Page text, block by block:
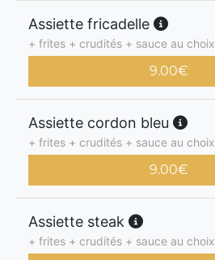
Assiette fricadelle
+ frites + crudités + sauce au choix
9.00€
Assiette cordon bleu
+ frites + crudités + sauce au choix
9.00€
Assiette steak
+ frites + crudités + sauce au choix